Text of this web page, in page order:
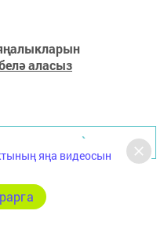
аласыз
новости
яңа видеосын